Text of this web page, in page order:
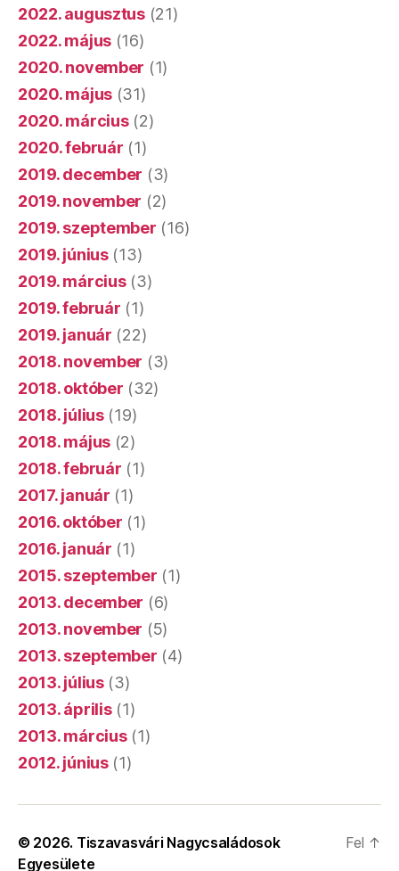
2022. augusztus(21)
2022. május (16)
2020. november (1)
2020. május (31)
2020. március(2)
2020. február (1)
2019. december (3)
2019. november (2)
2019. szeptember (16)
2019. június(13)
2019. március(3)
2019. február (1)
2019. január (22)
2018. november (3)
2018. október (32)
2018. július(19)
2018. május (2)
2018. február (1)
2017. január (1)
2016. október (1)
2016. január (1)
2015. szeptember (1)
2013. december (6)
2013. november (5)
2013. szeptember (4)
2013. július(3)
2013. április(1)
2013. március(1)
2012. június(1)
© 2026. Tiszavasvári Nagycsaládosok
Egyesülete
Fel ↑